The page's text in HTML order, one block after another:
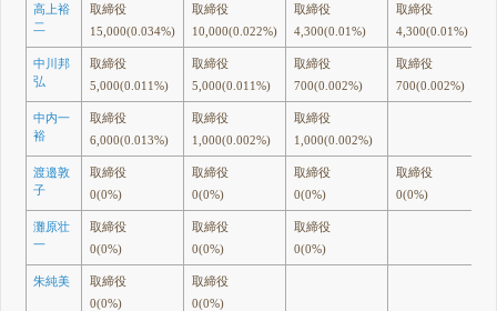
高上裕
二
取締役
15,000(0.034%)
取締役
10,000(0.022%)
取締役
4,300(0.01%)
取締役
4,300(0.01%)
中川邦
弘
取締役
5,000(0.011%)
取締役
5,000(0.011%)
取締役
700(0.002%)
取締役
700(0.002%)
中内一
裕
取締役
6,000(0.013%)
取締役
1,000(0.002%)
取締役
1,000(0.002%)
渡邉敦
子
取締役
0(0%)
取締役
0(0%)
取締役
0(0%)
取締役
0(0%)
灘原壮
一
取締役
0(0%)
取締役
0(0%)
取締役
0(0%)
朱純美
取締役
0(0%)
取締役
0(0%)